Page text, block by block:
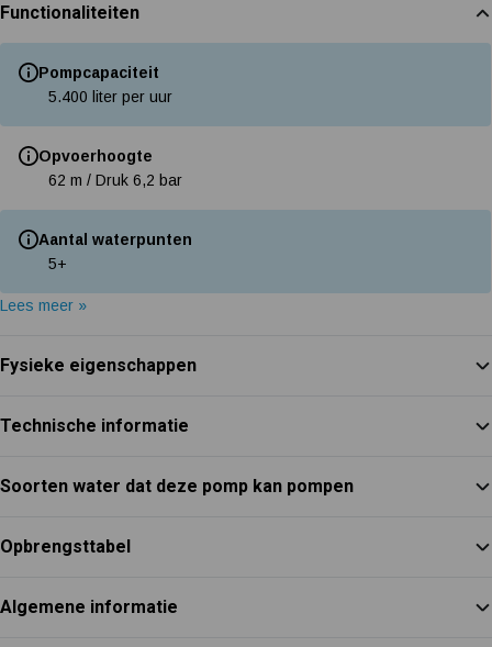
Functionaliteiten
Pompcapaciteit
5.400 liter per uur
Opvoerhoogte
62 m / Druk 6,2 bar
Aantal waterpunten
5+
Lees meer »
Fysieke eigenschappen
Technische informatie
Soorten water dat deze pomp kan pompen
Opbrengsttabel
Algemene informatie